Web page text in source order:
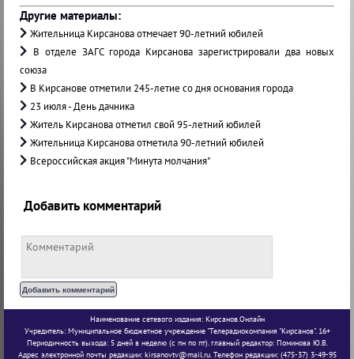
Другие материалы:
Жительница Кирсанова отмечает 90-летний юбилей
В отделе ЗАГС города Кирсанова зарегистрировали два новых
союза
В Кирсанове отметили 245-летие со дня основания города
23 июля - День дачника
Житель Кирсанова отметил свой 95-летний юбилей
Жительница Кирсанова отметила 90-летний юбилей
Всероссийская акция "Минута молчания"
Добавить комментарий
Наименование сетевого издания: Кирсанов.Онлайн
Учредитель: Муниципальное бюджетное учреждение "Телерадиокомпания "Кирсанов". 16+
Периодичность выхода: 5 дней в неделю (с пн по пт). главный редактор: Поминова Ю.В.
Адрес электронной почты редакции: kirsanovtv@mail.ru. Телефон редакции: (475-37) 3-49-95